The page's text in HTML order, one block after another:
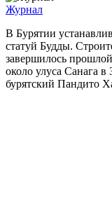
Журнал
В Бурятии
статуй Будды.
завершилось
около улуса Санага
бурятский Пандито